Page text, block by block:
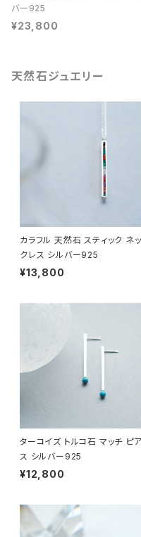
バー925
¥23,800
天然石ジュエリー
カラフル 天然石 スティック ネッ
クレス シルバー925
¥13,800
ターコイズ トルコ石 マッチ ピア
ス シルバー925
¥12,800